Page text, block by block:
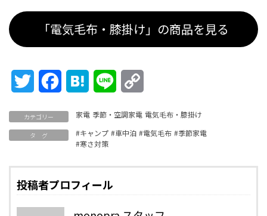
「電気毛布・膝掛け」の商品を見る
Twitter FacebookHatena Line
カテゴリー 家電 季節・空調家電 電気毛布・膝掛け
タ グ #キャンプ #車中泊 #電気毛布 #季節家電
#寒さ対策
投稿者プロフィール